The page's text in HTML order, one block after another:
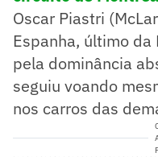
Oscar Piastri
Espanha, último da
pela dominância
seguiu voando
nos carros das